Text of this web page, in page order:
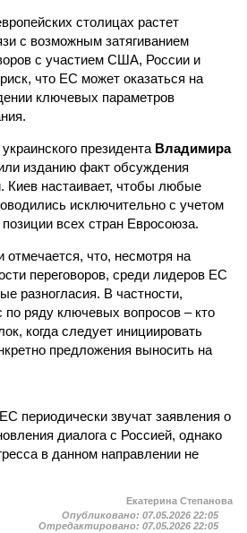
столицах растет
с возможным затягиванием
с участием США, России и
что ЕС может оказаться на
ключевых параметров
президента Владимира
изданию факт обсуждения
Киев настаивает, чтобы любые
исключительно с учетом
всех стран Евросоюза.
отмечается, что, несмотря на
переговоров, среди лидеров ЕС
разногласия. В частности,
по ряду ключевых вопросов – кто
когда следует инициировать
предложения выносить на
периодически звучат заявления о
диалога с Россией, однако
в данном направлении не
Екатерина Степанова
Опубликовано: 07.05.2026 22:05
Отредактировано: 07.05.2026 22:05